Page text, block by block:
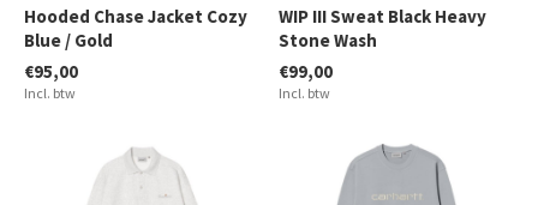
Hooded Chase Jacket Cozy
Blue / Gold
€95,00
Incl. btw
WIP III Sweat Black Heavy
Stone Wash
€99,00
Incl. btw